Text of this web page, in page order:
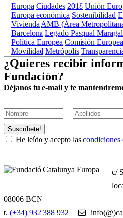
Europa Ciudades 2018 Unión
Europa económica Sostenibilidad
Vivienda AMB (Àrea
Barcelona Legado Pasqual
Política Europea Comisión Europea
Movilidad Metrópolis
¿Quieres recibir
Fundación?
Déjanos tu e-mail y te
Suscríbete!
He leído y acepto las condiciones
c/
08006 BCN
t. (+34) 932 388 932